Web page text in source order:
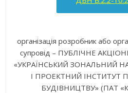
організація розробник або
супровід – ПУБЛІЧНЕ
«УКРАЇНСЬКИЙ ЗОНАЛЬНИЙ
І ПРОЕКТНИЙ ІНСТИТУТ
БУДІВНИЦТВУ» (ПАТ